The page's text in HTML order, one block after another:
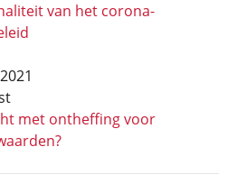
van het corona­
met ontheffing voor